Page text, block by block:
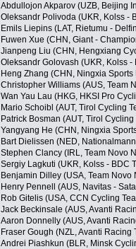
Abdullojon Akparov (UZB, Beijing
Oleksandr Polivoda (UKR, Kolss -
Emils Liepins (LAT, Rietumu -
Fuwen Xue (CHN, Giant -
Jianpeng Liu (CHN, Hengxiang
Oleksandr Golovash (UKR, Kolss -
Heng Zhang (CHN, Ningxia
Christopher Williams (AUS, Team
Wan Yau Lau (HKG, HKSI Pro
Mario Schoibl (AUT, Tirol Cycling
Patrick Bosman (AUT, Tirol Cycling
Yangyang He (CHN, Ningxia
Bart Dielissen (NED,
Stephen Clancy (IRL, Team Novo
Sergiy Lagkuti (UKR, Kolss - BDC
Benjamin Dilley (USA, Team Novo
Henry Pennell (AUS, Navitas -
Rob Gitelis (USA, CCN Cycling
Jack Beckinsale (AUS, Avanti
Aaron Donnelly (AUS, Avanti
Fraser Gough (NZL, Avanti Racing
Andrei Piashkun (BLR, Minsk